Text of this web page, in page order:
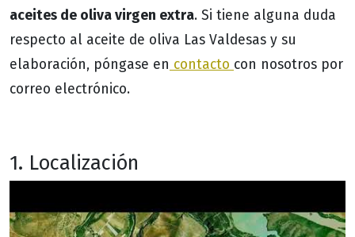
aceites de oliva virgen extra. Si tiene alguna duda
respecto al aceite de oliva Las Valdesas y su
elaboración, póngase en contacto con nosotros por
correo electrónico.
1. Localización